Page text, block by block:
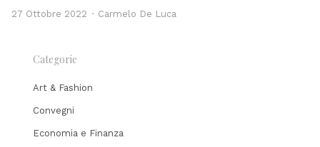
27 Ottobre 2022 Author
Carmelo De Luca
Categorie
Art & Fashion
Convegni
Economia e Finanza